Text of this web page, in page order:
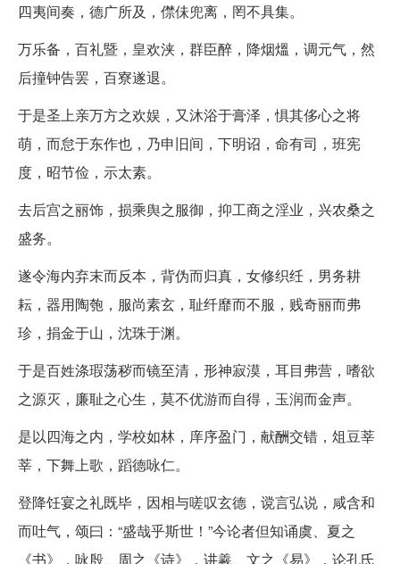
四夷间奏，德广所及，僸佅兜离，罔不具集。
万乐备，百礼暨，皇欢浃，群臣醉，降烟熅，调元气，然
后撞钟告罢，百寮遂退。
于是圣上亲万方之欢娱，又沐浴于膏泽，惧其侈心之将
萌，而怠于东作也，乃申旧间，下明诏，命有司，班宪
度，昭节俭，示太素。
去后宫之丽饰，损乘舆之服御，抑工商之淫业，兴农桑之
盛务。
遂令海内弃末而反本，背伪而归真，女修织纴，男务耕
耘，器用陶匏，服尚素玄，耻纤靡而不服，贱奇丽而弗
珍，捐金于山，沈珠于渊。
于是百姓涤瑕荡秽而镜至清，形神寂漠，耳目弗营，嗜欲
之源灭，廉耻之心生，莫不优游而自得，玉润而金声。
是以四海之内，学校如林，庠序盈门，献酬交错，俎豆莘
莘，下舞上歌，蹈德咏仁。
登降饪宴之礼既毕，因相与嗟叹玄德，谠言弘说，咸含和
而吐气，颂曰：“盛哉乎斯世！”今论者但知诵虞、夏之
《书》，咏殷、周之《诗》，讲羲、文之《易》，论孔氏